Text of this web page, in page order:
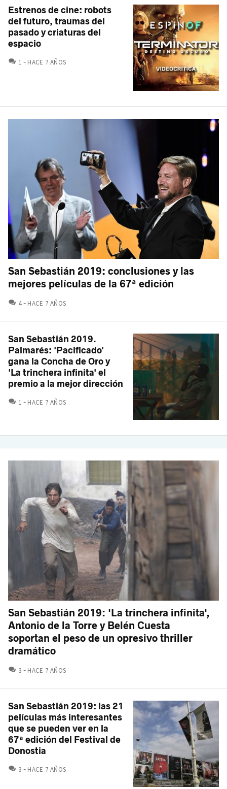
Estrenos de cine: robots
del futuro, traumas del
pasado y criaturas del
espacio
1 COMENTARIOS
HACE 7 AÑOS
San Sebastián 2019: conclusiones y las
mejores películas de la 67ª edición
4 COMENTARIOS
HACE 7 AÑOS
San Sebastián 2019.
Palmarés: 'Pacificado'
gana la Concha de Oro y
'La trinchera infinita' el
premio a la mejor dirección
1 COMENTARIOS
HACE 7 AÑOS
San Sebastián 2019: 'La trinchera infinita',
Antonio de la Torre y Belén Cuesta
soportan el peso de un opresivo thriller
dramático
3 COMENTARIOS
HACE 7 AÑOS
San Sebastián 2019: las 21
películas más interesantes
que se pueden ver en la
67ª edición del Festival de
Donostia
3 COMENTARIOS
HACE 7 AÑOS